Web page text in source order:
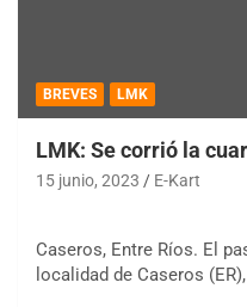
BREVES LMK
LMK: Se corrió la
15 junio, 2023 E-Kart
Caseros, Entre Ríos. El
localidad de Caseros